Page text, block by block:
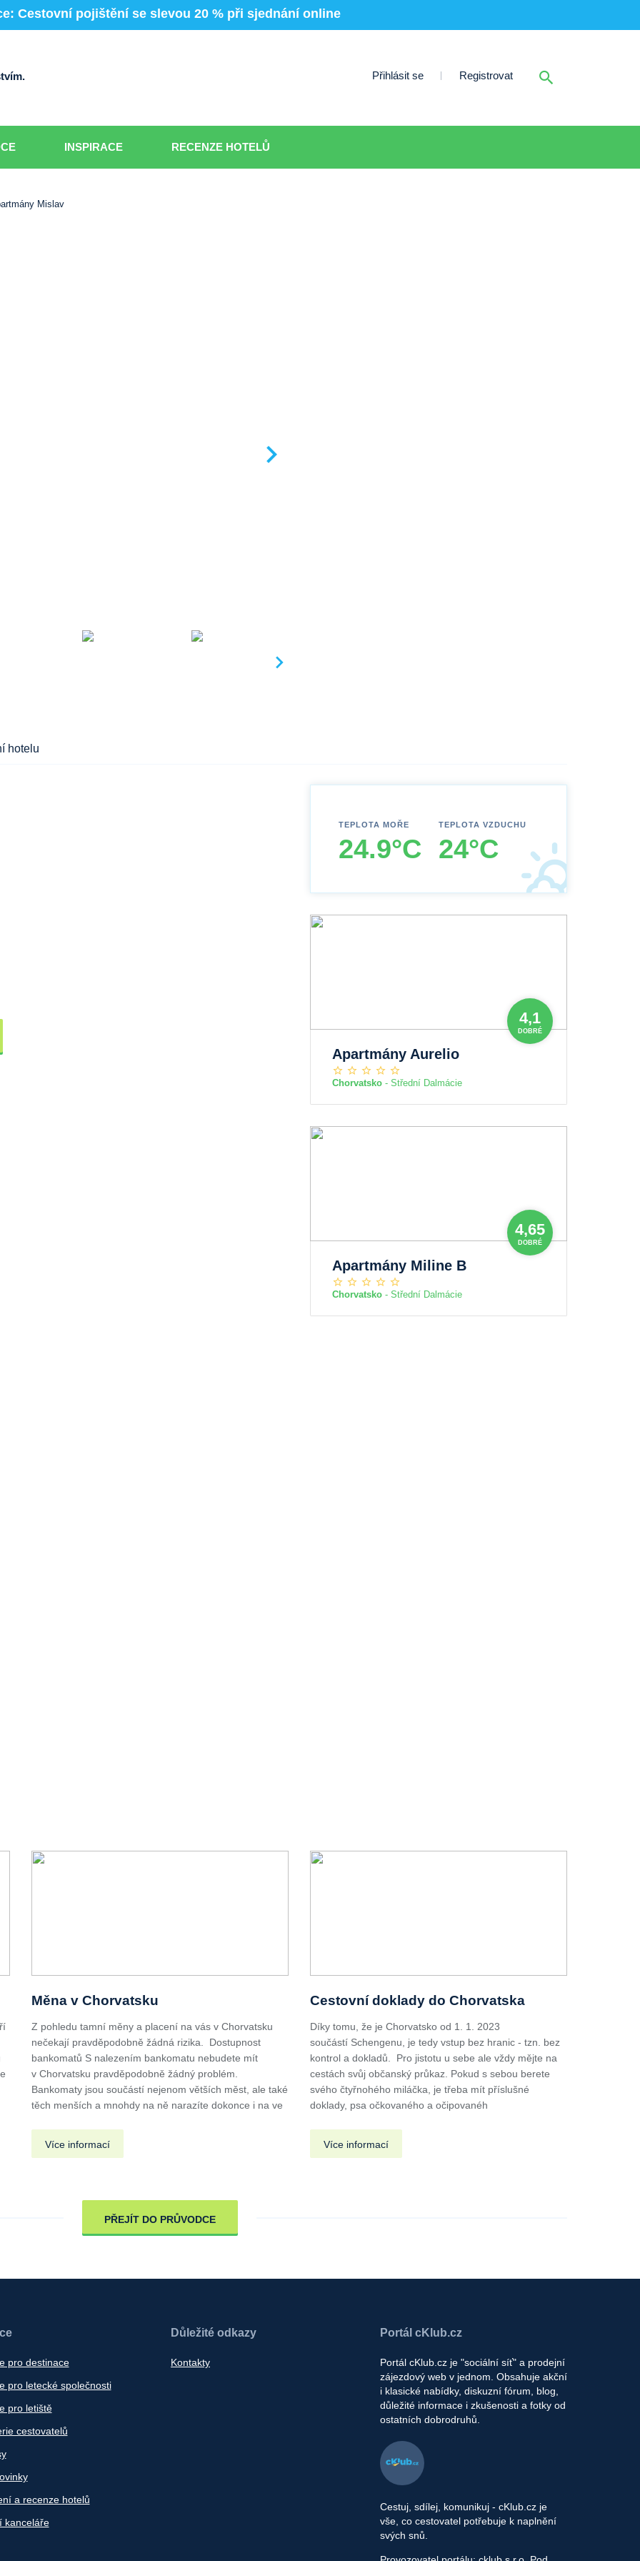
Cestovní pojištění se slevou 20 % při sjednání online
Přihlásit se Registrovat
INSPIRACE RECENZE HOTELŮ
Mislav
hotelu
TEPLOTA MOŘE
24.9°C
TEPLOTA VZDUCHU
24°C
4,1
DOBRÉ
Apartmány Aurelio
Chorvatsko - Střední Dalmácie
4,65
DOBRÉ
Apartmány Miline B
Chorvatsko - Střední Dalmácie
Měna v Chorvatsku
Z pohledu tamní měny a placení na vás v Chorvatsku
nečekají pravděpodobně žádná rizika. Dostupnost
bankomatů S nalezením bankomatu nebudete mít
v Chorvatsku pravděpodobně žádný problém.
Bankomaty jsou součástí nejenom větších měst, ale také
těch menších a mnohdy na ně narazíte dokonce i na ve
Více informací
Cestovní doklady do Chorvatska
Díky tomu, že je Chorvatsko od 1. 1. 2023
součástí Schengenu, je tedy vstup bez hranic - tzn. bez
kontrol a dokladů. Pro jistotu u sebe ale vždy mějte na
cestách svůj občanský průkaz. Pokud s sebou berete
svého čtyřnohého miláčka, je třeba mít příslušné
doklady, psa očkovaného a očipovanéh
Více informací
PŘEJÍT DO PRŮVODCE
pro destinace
pro letecké společnosti
pro letiště
cestovatelů
a recenze hotelů
kanceláře
Důležité odkazy
Kontakty
Portál cKlub.cz
Portál cKlub.cz je "sociální síť" a prodejní
zájezdový web v jednom. Obsahuje akční
i klasické nabídky, diskuzní fórum, blog,
důležité informace i zkušenosti a fotky od
ostatních dobrodruhů.
Cestuj, sdílej, komunikuj - cKlub.cz je
vše, co cestovatel potřebuje k naplnění
svých snů.